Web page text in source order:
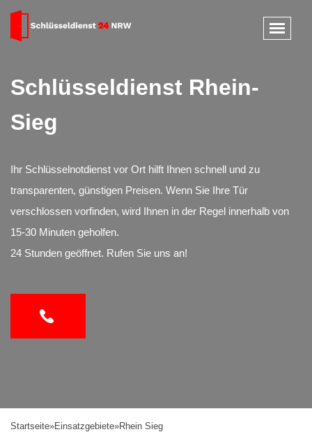
Schlüsseldienst Rhein-
Sieg
Ihr Schlüsselnotdienst vor Ort hilft Ihnen schnell und zu
transparenten, günstigen Preisen. Wenn Sie Ihre Tür
verschlossen vorfinden, wird Ihnen in der Regel innerhalb von
15-30 Minuten geholfen.
24 Stunden geöffnet. Rufen Sie uns an!
Startseite»Einsatzgebiete»Rhein Sieg